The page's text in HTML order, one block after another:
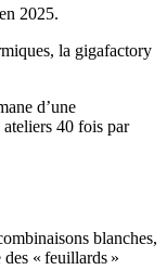
2025.
la gigafactory
d’une
40 fois par
blanches,
« feuillards »